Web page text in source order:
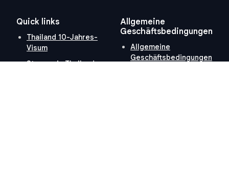
Quick links
Thailand 10-Jahres-
Visum
Steuern in Thailand
Allgemeine
Geschäftsbedingungen
Allgemeine
Geschäftsbedingungen